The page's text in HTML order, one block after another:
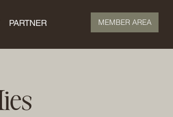
MEMBER AREA
PARTNER